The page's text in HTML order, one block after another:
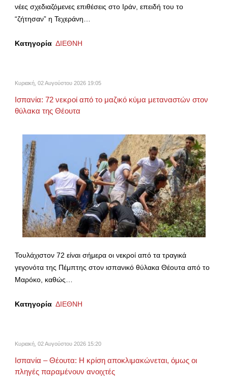
νέες σχεδιαζόμενες επιθέσεις στο Ιράν, επειδή του το
“ζήτησαν” η Τεχεράνη…
Κατηγορία ΔΙΕΘΝΗ
Κυριακή, 02 Αυγούστου 2026 19:05
Ισπανία: 72 νεκροί από το μαζικό κύμα μεταναστών στον
θύλακα της Θέουτα
Τουλάχιστον 72 είναι σήμερα οι νεκροί από τα τραγικά
γεγονότα της Πέμπτης στον ισπανικό θύλακα Θέουτα από το
Μαρόκο, καθώς…
Κατηγορία ΔΙΕΘΝΗ
Κυριακή, 02 Αυγούστου 2026 15:20
Ισπανία – Θέουτα: Η κρίση αποκλιμακώνεται, όμως οι
πληγές παραμένουν ανοιχτές